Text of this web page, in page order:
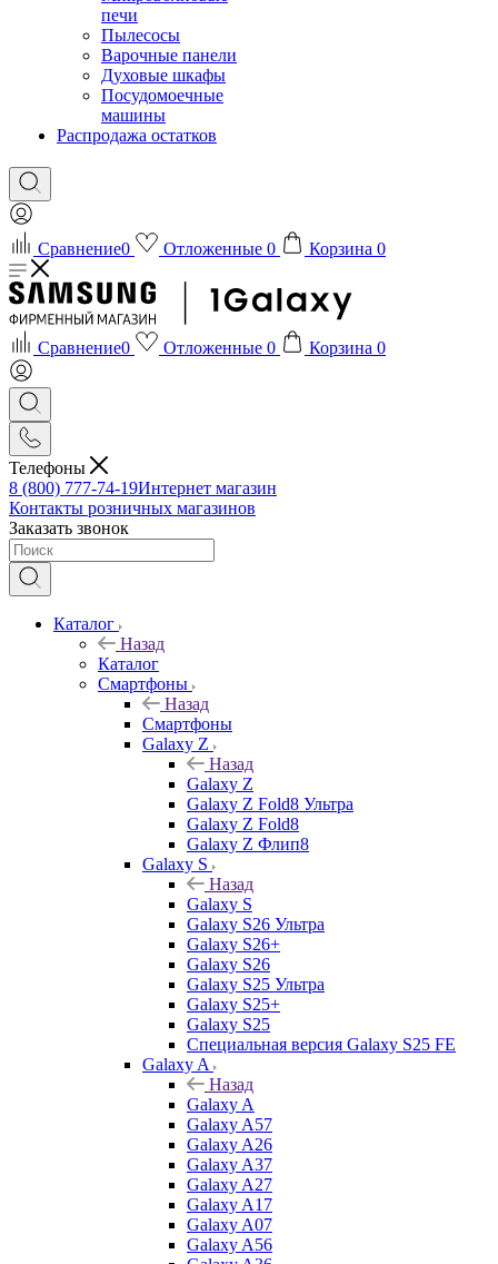
печи
Пылесосы
Варочные панели
Духовые шкафы
Посудомоечные
машины
Распродажа остатков
Сравнение0 Отложенные 0 Корзина 0
Сравнение0 Отложенные 0 Корзина 0
Телефоны
8 (800) 777-74-19Интернет магазин
Контакты розничных магазинов
Заказать звонок
Каталог
Назад
Каталог
Смартфоны
Назад
Смартфоны
Galaxy Z
Назад
Galaxy Z
Galaxy Z Fold8 Ультра
Galaxy Z Fold8
Galaxy Z Флип8
Galaxy S
Назад
Galaxy S
Galaxy S26 Ультра
Galaxy S26+
Galaxy S26
Galaxy S25 Ультра
Galaxy S25+
Galaxy S25
Специальная версия Galaxy S25 FE
Galaxy A
Назад
Galaxy A
Galaxy A57
Galaxy A26
Galaxy A37
Galaxy A27
Galaxy A17
Galaxy A07
Galaxy A56